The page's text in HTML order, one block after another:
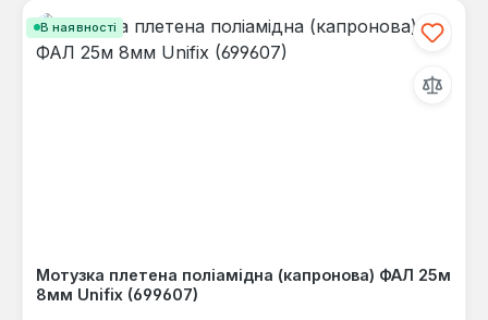
В наявності
Мотузка плетена поліамідна (капронова) ФАЛ 25м
8мм Unifix (699607)